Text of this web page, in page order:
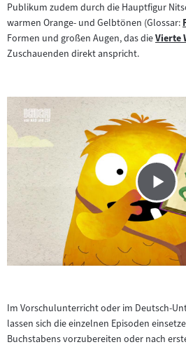
Publikum zudem durch die Hauptfigur
warmen Orange- und Gelbtönen (Glossar:
Formen und großen Augen, das dieZum
Vierte
Zuschauenden direkt anspricht.
Im Vorschulunterricht oder im Deutsch-
lassen sich die einzelnen Episoden
Buchstabens vorzubereiten oder nach